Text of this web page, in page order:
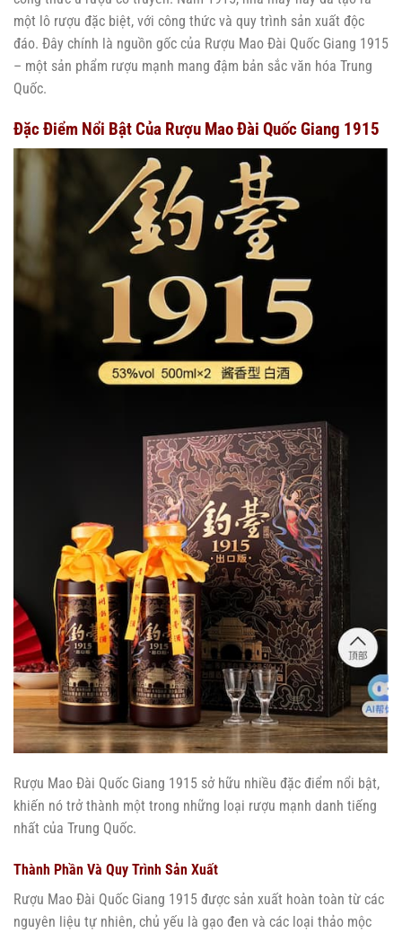
một lô rượu đặc biệt, với công thức và quy trình sản xuất độc
đáo. Đây chính là nguồn gốc của Rượu Mao Đài Quốc Giang 1915
– một sản phẩm rượu mạnh mang đậm bản sắc văn hóa Trung
Quốc.
Đặc Điểm Nổi Bật Của Rượu Mao Đài Quốc Giang 1915
Rượu Mao Đài Quốc Giang 1915 sở hữu nhiều đặc điểm nổi bật,
khiến nó trở thành một trong những loại rượu mạnh danh tiếng
nhất của Trung Quốc.
Thành Phần Và Quy Trình Sản Xuất
Rượu Mao Đài Quốc Giang 1915 được sản xuất hoàn toàn từ các
nguyên liệu tự nhiên, chủ yếu là gạo đen và các loại thảo mộc